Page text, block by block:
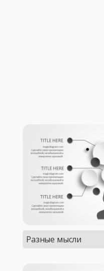
Разные мысли